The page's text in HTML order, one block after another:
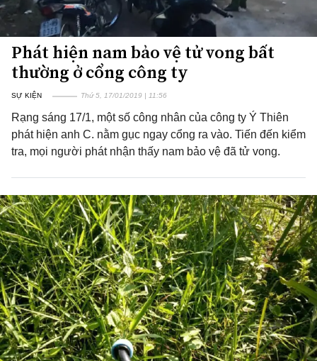
Phát hiện nam bảo vệ tử vong bất
thường ở cổng công ty
SỰ KIỆN Thứ 5, 17/01/2019 | 11:56
Rạng sáng 17/1, một số công nhân của công ty Ý Thiên
phát hiện anh C. nằm gục ngay cổng ra vào. Tiến đến kiểm
tra, mọi người phát nhận thấy nam bảo vệ đã tử vong.